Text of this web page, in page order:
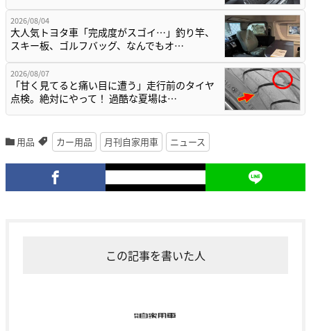
2026/08/04
大人気トヨタ車「完成度がスゴイ…」釣り竿、
スキー板、ゴルフバッグ、なんでもオ…
2026/08/07
「甘く見てると痛い目に遭う」走行前のタイヤ
点検。絶対にやって！ 過酷な夏場は…
用品 カー用品 月刊自家用車 ニュース
この記事を書いた人